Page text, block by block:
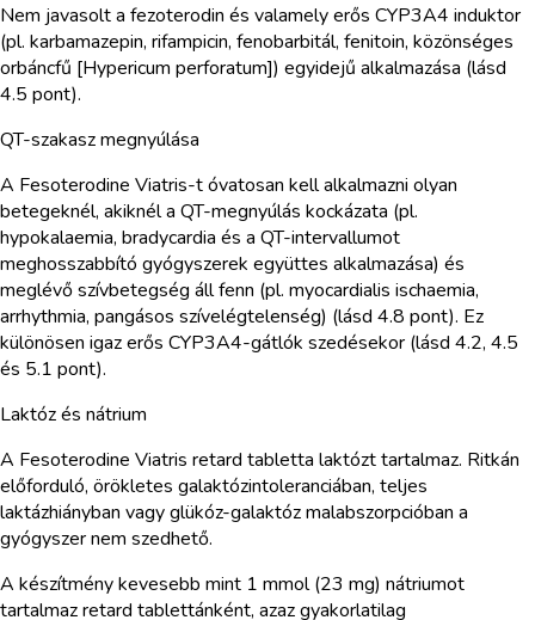
Nem javasolt a fezoterodin és valamely erős CYP3A4 induktor
(pl. karbamazepin, rifampicin, fenobarbitál, fenitoin, közönséges
orbáncfű [Hypericum perforatum]) egyidejű alkalmazása (lásd
4.5 pont).
QT-szakasz megnyúlása
A Fesoterodine Viatris-t óvatosan kell alkalmazni olyan
betegeknél, akiknél a QT-megnyúlás kockázata (pl.
hypokalaemia, bradycardia és a QT-intervallumot
meghosszabbító gyógyszerek együttes alkalmazása) és
meglévő szívbetegség áll fenn (pl. myocardialis ischaemia,
arrhythmia, pangásos szívelégtelenség) (lásd 4.8 pont). Ez
különösen igaz erős CYP3A4-gátlók szedésekor (lásd 4.2, 4.5
és 5.1 pont).
Laktóz és nátrium
A Fesoterodine Viatris retard tabletta laktózt tartalmaz. Ritkán
előforduló, örökletes galaktózintoleranciában, teljes
laktázhiányban vagy glükóz-galaktóz malabszorpcióban a
gyógyszer nem szedhető.
A készítmény kevesebb mint 1 mmol (23 mg) nátriumot
tartalmaz retard tablettánként, azaz gyakorlatilag